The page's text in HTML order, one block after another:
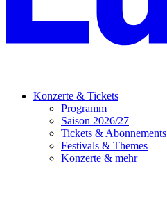
Konzerte & Tickets
Programm
Saison 2026/27
Tickets & Abonnements
Festivals & Themes
Konzerte & mehr